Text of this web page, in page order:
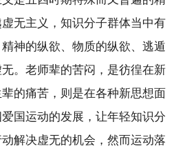
无主义，知识分子群体当中有
神的纵欲、物质的纵欲、逃遁
。老师辈的苦闷，是彷徨在新
的痛苦，则是在各种新思想面
国运动的发展，让年轻知识分
解决虚无的机会，然而运动落